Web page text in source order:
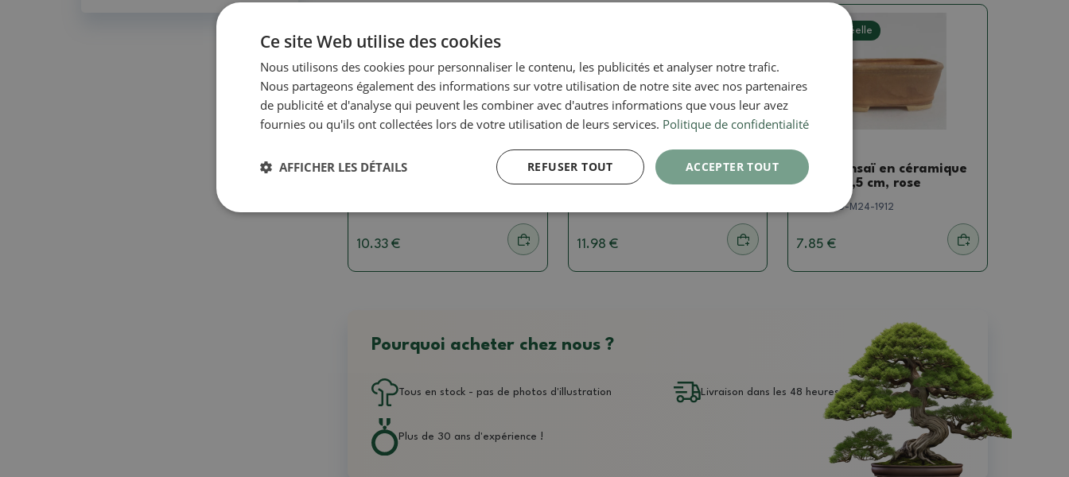
Bol à bonsaï en céramique
10.33 €
Bol à bonsaï en céramique
17 x 13,5 x 3,5 cm, vert
11.98 €
Photo réelle
Bol à bonsaï en céramique
9 x 8 x 3,5 cm, rose
1290-M24-1912
7.85 €
Pourquoi acheter chez nous ?
Tous en stock - pas de photos d'illustration Livraison dans les 48 heures
Plus de 30 ans d'expérience !
Ce site Web utilise des cookies
Nous utilisons des cookies pour personnaliser le contenu, les publicités et analyser notre trafic.
Nous partageons également des informations sur votre utilisation de notre site avec nos partenaires
de publicité et d'analyse qui peuvent les combiner avec d'autres informations que vous leur avez
fournies ou qu'ils ont collectées lors de votre utilisation de leurs services. Politique de confidentialité
ACCEPTER TOUT
REFUSER TOUT
AFFICHER LES DÉTAILS